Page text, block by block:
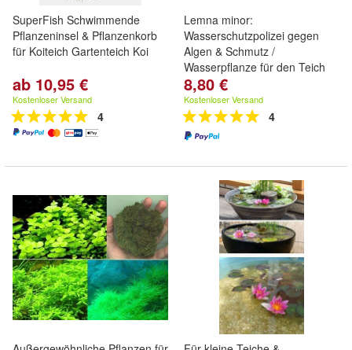
SuperFish Schwimmende
Pflanzeninsel & Pflanzenkorb
für Koiteich Gartenteich Koi
ab 10,95 €
Kostenloser Versand
4
Lemna minor:
Wasserschutzpolizei gegen
Algen & Schmutz /
Wasserpflanze für den Teich
8,80 €
Kostenloser Versand
4